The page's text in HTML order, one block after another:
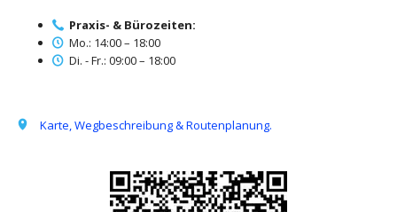
Praxis- & Bürozeiten:
Mo.: 14:00 – 18:00
Di. - Fr.: 09:00 – 18:00
Karte, Wegbeschreibung & Routenplanung.